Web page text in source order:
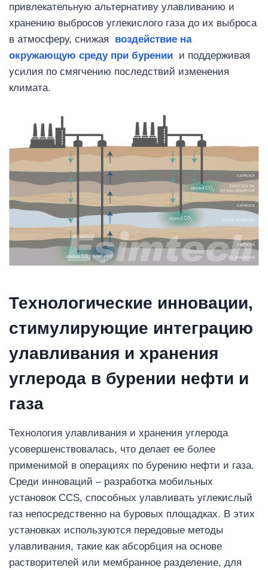
привлекательную альтернативу улавливанию и
хранению выбросов углекислого газа до их выброса
в атмосферу, снижая воздействие на
окружающую среду при бурении и поддерживая
усилия по смягчению последствий изменения
климата.
Технологические инновации,
стимулирующие интеграцию
улавливания и хранения
углерода в бурении нефти и
газа
Технология улавливания и хранения углерода
усовершенствовалась, что делает ее более
применимой в операциях по бурению нефти и газа.
Среди инноваций – разработка мобильных
установок CCS, способных улавливать углекислый
газ непосредственно на буровых площадках. В этих
установках используются передовые методы
улавливания, такие как абсорбция на основе
растворителей или мембранное разделение, для